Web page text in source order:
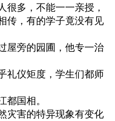
很多，不能一一亲授，
传，有的学子竟没有见
屋旁的园圃，他专一治
礼仪矩度，学生们都师
都国相。
灾害的特异现象有变化